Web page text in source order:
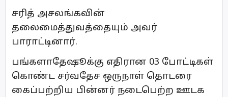
சரித் அசலங்கவின்
தலைமைத்துவத்தையும் அவர்
பாராட்டினார்.
பங்களாதேஷூக்கு எதிரான 03 போட்டிகள்
கொண்ட சர்வதேச ஒருநாள் தொடரை
கைப்பற்றிய பின்னர் நடைபெற்ற ஊடக